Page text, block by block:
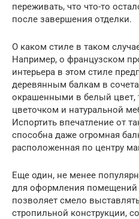
переживать, что что-то
после завершения отделки.
О каком стиле в таком
Например, о французском
интерьера в этом стиле
деревянным балкам в
окрашенными в белый цвет,
цветочком и натуральной
Испортить впечатление от
способна даже огромная
расположенная по центру
Еще один, не менее
для оформления помещений
позволяет смело
стропильной конструкции,